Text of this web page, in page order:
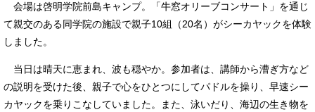
会場は啓明学院前島キャンプ。「牛窓オリーブコンサート」を通じ
て親交のある同学院の施設で親子10組（20名）がシーカヤックを体験
しました。
当日は晴天に恵まれ、波も穏やか。参加者は、講師から漕ぎ方など
の説明を受けた後、親子で心をひとつにしてパドルを操り、早速シー
カヤックを乗りこなしていました。また、泳いだり、海辺の生き物を